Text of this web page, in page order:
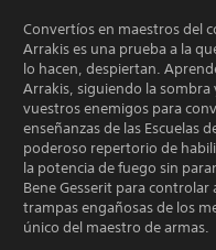
Convertíos en maestros del
Arrakis es una prueba a la
lo hacen, despiertan.
Arrakis, siguiendo la
vuestros enemigos para
enseñanzas de las Escuelas
poderoso repertorio de
la potencia de fuego sin
Bene Gesserit para
trampas engañosas de los
único del maestro de armas.